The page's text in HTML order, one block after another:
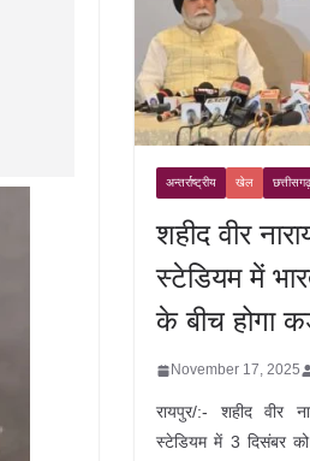
अन्तर्राष्ट्रीय खेल छत्तीसगढ़
शहीद वीर
स्टेडियम में
के बीच होगा
November 17, 2025
रायपुर/:- शहीद वीर
स्टेडियम में 3 दिसंबर को